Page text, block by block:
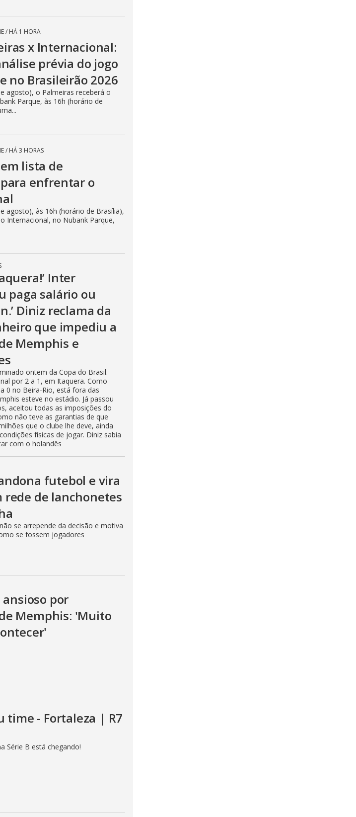
/ HÁ 1 HORA
x Internacional:
prévia do jogo
no Brasileirão 2026
agosto), o Palmeiras receberá o
Parque, às 16h (horário de
/ HÁ 3 HORAS
lista de
enfrentar o
agosto), às 16h (horário de Brasília),
Internacional, no Nubank Parque,
Inter
paga salário ou
Diniz reclama da
que impediu a
Memphis e
ontem da Copa do Brasil.
por 2 a 1, em Itaquera. Como
0 no Beira-Rio, está fora das
esteve no estádio. Já passou
aceitou todas as imposições do
não teve as garantias de que
que o clube lhe deve, ainda
físicas de jogar. Diniz sabia
com o holandês
futebol e vira
rede de lanchonetes
se arrepende da decisão e motiva
se fossem jogadores
por
Memphis: 'Muito
time - Fortaleza | R7
Série B está chegando!